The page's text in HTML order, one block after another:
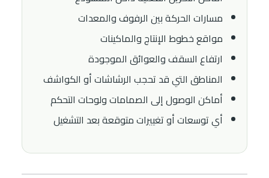
مسارات الحركة بين الرفوف والمعدات
مواقع خطوط الإنتاج والماكينات
ارتفاع السقف والعوائق الموجودة
المناطق التي قد تحجب الرشاشات أو الكواشف
أماكن الوصول إلى الصمامات ولوحات التحكم
أي توسعات أو تغييرات متوقعة بعد التشغيل